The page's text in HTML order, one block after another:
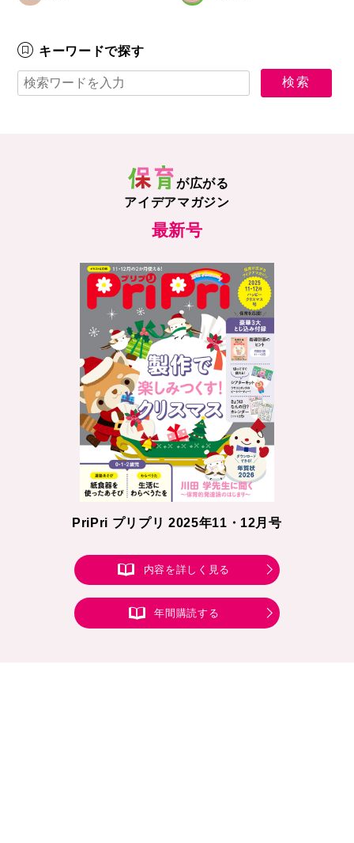
キーワードで探す
が広がる
アイデアマガジン
最新号
PriPri プリプリ 2025年11・12月号
内容を詳しく見る
年間購読する